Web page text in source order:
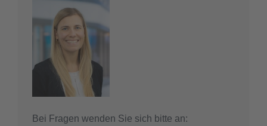
Bei Fragen wenden Sie sich bitte an: